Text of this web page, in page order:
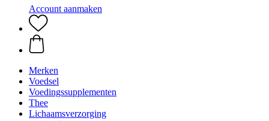
Account aanmaken
Merken
Voedsel
Voedingssupplementen
Thee
Lichaamsverzorging